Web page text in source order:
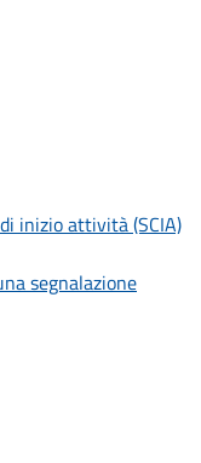
inizio attività (SCIA)
segnalazione